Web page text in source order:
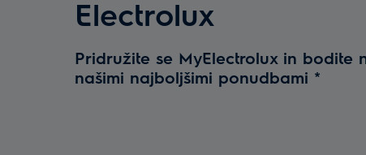
Electrolux
Pridružite se MyElectrolux in bodite
našimi najboljšimi ponudbami *